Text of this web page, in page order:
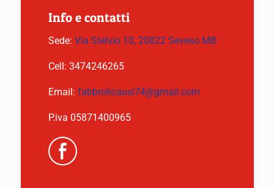
Info e contatti
Sede: Via Stelvio 10, 20822 Seveso MB
Cell: 3474246265
Email: fabbrolicausi74@gmail.com
P.iva 05871400965